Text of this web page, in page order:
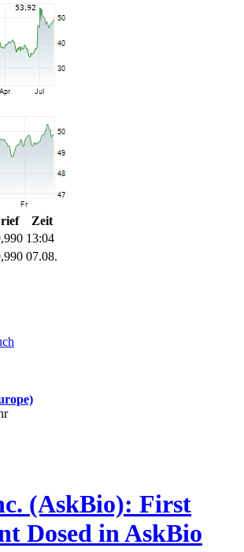
Zeit
13:04
07.08.
(AskBio): First
Dosed in AskBio